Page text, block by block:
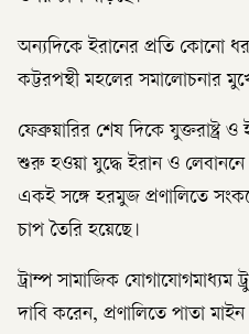
অন্যদিকে ইরানের প্রতি কোনো
কট্টরপন্থী মহলের সমালোচনার
ফেব্রুয়ারির শেষ দিকে যুক্তরাষ্ট্র
শুরু হওয়া যুদ্ধে ইরান ও
একই সঙ্গে হরমুজ প্রণালিতে
চাপ তৈরি হয়েছে।
ট্রাম্প সামাজিক যোগাযোগমাধ্যম
দাবি করেন, প্রণালিতে পাতা